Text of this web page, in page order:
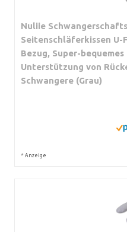
Nuliie
Seitenschläferkissen U-
Bezug, Super-
Unterstützung von
Schwangere (Grau)
* Anzeige